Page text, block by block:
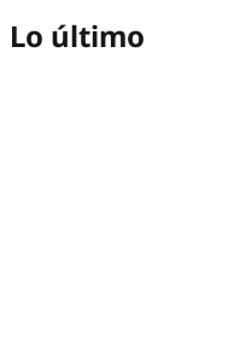
Lo último